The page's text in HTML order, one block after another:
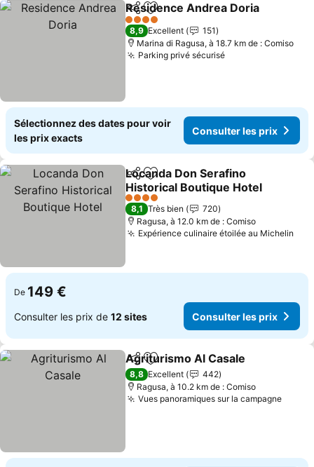
PartagerAjouter à mes favoris
Residence Andrea Doria
4 Étoiles
8,9 Excellent
151
Marina di Ragusa, à 18.7 km de : Comiso
Parking privé sécurisé
Sélectionnez des dates pour voir
les prix exacts
Consulter les prix
PartagerAjouter à mes favoris
Locanda Don Serafino
Historical Boutique Hotel
4 Étoiles
8,1 Très bien
720
Ragusa, à 12.0 km de : Comiso
Expérience culinaire étoilée au Michelin
De 149 €
Consulter les prix de 12 sites Consulter les prix
PartagerAjouter à mes favoris
Agriturismo Al Casale
8,8 Excellent
442
Ragusa, à 10.2 km de : Comiso
Vues panoramiques sur la campagne